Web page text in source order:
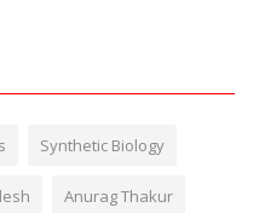
Synthetic Biology
Anurag Thakur